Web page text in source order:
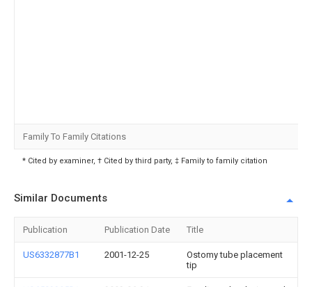
Family To Family Citations
* Cited by examiner, † Cited by third party, ‡ Family to family citation
Similar Documents
Publication Publication Date Title
US6332877B1 2001-12-25
Ostomy tube placement
tip